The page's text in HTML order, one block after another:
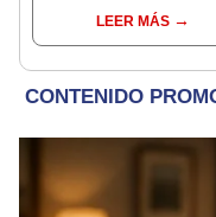
Serenazgo recuperó el
dinero
LEER MÁS